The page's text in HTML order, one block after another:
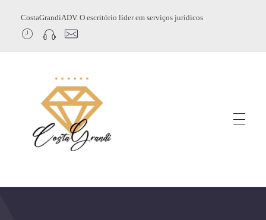
CostaGrandiADV. O escritório líder em serviços jurídicos